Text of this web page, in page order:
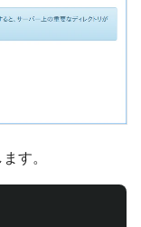
す。